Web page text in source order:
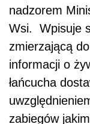
nadzorem
Wsi. Wpisuje
zmierzającą
informacji o
łańcucha
zabiegów